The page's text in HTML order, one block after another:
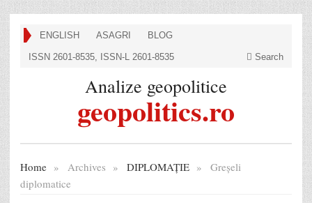
ENGLISH ASAGRI BLOG
ISSN 2601-8535, ISSN-L 2601-8535 Search
Analize geopolitice
geopolitics.ro
Home » Archives » DIPLOMAȚIE »
Greșeli
diplomatice